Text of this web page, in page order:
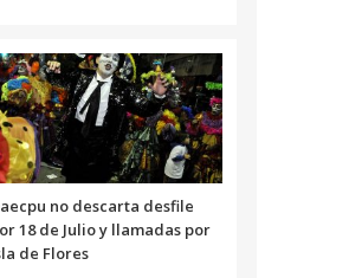
no descarta desfile
18 de Julio y llamadas por
de Flores